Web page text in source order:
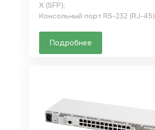
X (SFP);
Консольный порт RS-232 (RJ-45)
Подробнее